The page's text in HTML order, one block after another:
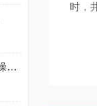
镇江钻井，找通顺打井厂公司，操作施工快
时，